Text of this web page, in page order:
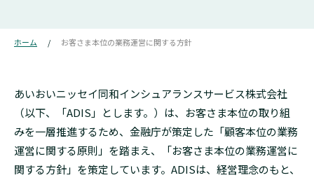
ホーム お客さま本位の業務運営に関する方針
あいおいニッセイ同和インシュアランスサービス株式会社
（以下、「ADIS」とします。）は、お客さま本位の取り組
みを一層推進するため、金融庁が策定した「顧客本位の業務
運営に関する原則」を踏まえ、「お客さま本位の業務運営に
関する方針」を策定しています。 ADISは、経営理念のもと、